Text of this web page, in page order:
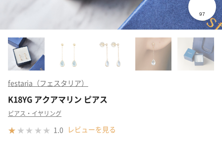
festaria（フェスタリア）
K18YG アクアマリン ピアス
ピアス・イヤリング
1.0 レビューを見る